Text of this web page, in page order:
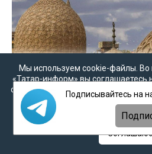
Мы используем cookie-файлы. Во
«Татар-информ» вы соглашаетесь
cookie в соответствии с
наобработку персональных
персональных данных
Подписывайтесь на